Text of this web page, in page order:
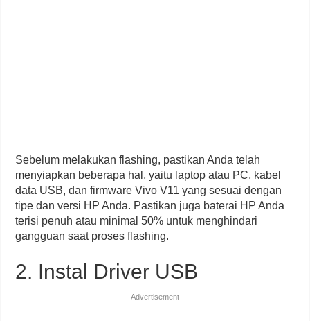
Sebelum melakukan flashing, pastikan Anda telah
menyiapkan beberapa hal, yaitu laptop atau PC, kabel
data USB, dan firmware Vivo V11 yang sesuai dengan
tipe dan versi HP Anda. Pastikan juga baterai HP Anda
terisi penuh atau minimal 50% untuk menghindari
gangguan saat proses flashing.
2. Instal Driver USB
Advertisement